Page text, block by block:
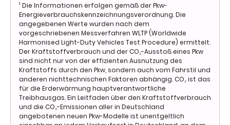
1 Die Informationen erfolgen gemäß der Pkw-
Energieverbrauchskennzeichnungsverordnung. Die
angegebenen Werte wurden nach dem
vorgeschriebenen Messverfahren WLTP (Worldwide
Harmonised Light-Duty Vehicles Test Procedure) ermittelt.
Der Kraftstoffverbrauch und der CO₂-Ausstoß eines Pkw
sind nicht nur von der effizienten Ausnutzung des
Kraftstoffs durch den Pkw, sondern auch vom Fahrstil und
anderen nichttechnischen Faktoren abhängig. CO₂ ist das
für die Erderwärmung hauptverantwortliche
Treibhausgas. Ein Leitfaden über den Kraftstoffverbrauch
und die CO₂-Emissionen aller in Deutschland
angebotenen neuen Pkw-Modelle ist unentgeltlich